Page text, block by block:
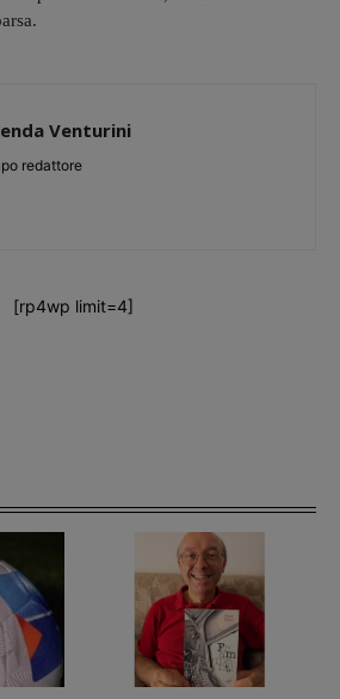
Venturini
redattore
[rp4wp limit=4]